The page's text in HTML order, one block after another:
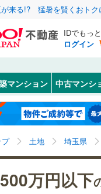
来る!? 猛暑を賢くおトク
IDでもっ
ログイン
マンション 中古マンシ
プ 土地 埼玉県
500万円以下
北海道
青森
東京
新潟
市 西区(0)
見沼区(0)
浦和区( 0)
岩槻区(4
上日出谷
東北本線(0
湘南新宿
(0)
東北新幹線
秋田新幹線
件 配置、向き
前道6m
平坦地（1
販売、価格、
更地渡し